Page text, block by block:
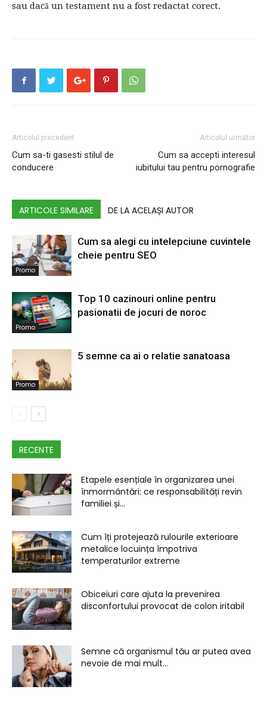
sau dacă un testament nu a fost redactat corect.
Articolul precedent
Cum sa-ti gasesti stilul de
conducere
Articolul următor
Cum sa accepti interesul
iubitului tau pentru pornografie
ARTICOLE SIMILARE DE LA ACELAȘI AUTOR
Promo
Cum sa alegi cu intelepciune cuvintele
cheie pentru SEO
Promo
Top 10 cazinouri online pentru
pasionatii de jocuri de noroc
Promo
5 semne ca ai o relatie sanatoasa
RECENTE
Etapele esențiale în organizarea unei
înmormântări: ce responsabilități revin
familiei și...
Cum îți protejează rulourile exterioare
metalice locuința împotriva
temperaturilor extreme
Obiceiuri care ajuta la prevenirea
disconfortului provocat de colon iritabil
Semne că organismul tău ar putea avea
nevoie de mai mult...